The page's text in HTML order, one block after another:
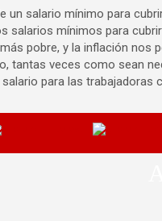
un salario mínimo para
salarios mínimos para
pobre, y la inflación nos
tantas veces como sean
para las trabajadoras